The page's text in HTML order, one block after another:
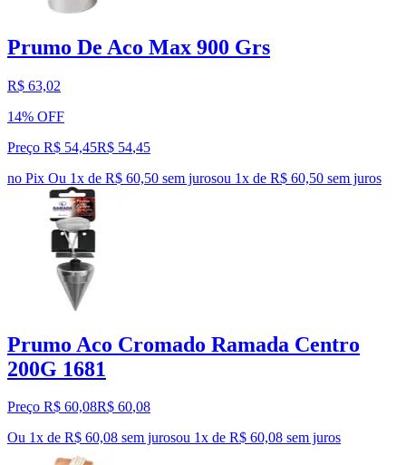
Prumo De Aco Max 900 Grs
R$ 63,02
14% OFF
Preço R$ 54,45R$ 54,45
no Pix Ou 1x de R$ 60,50 sem jurosou 1x de R$ 60,50 sem juros
Prumo Aco Cromado Ramada Centro
200G 1681
Preço R$ 60,08R$ 60,08
Ou 1x de R$ 60,08 sem jurosou 1x de R$ 60,08 sem juros